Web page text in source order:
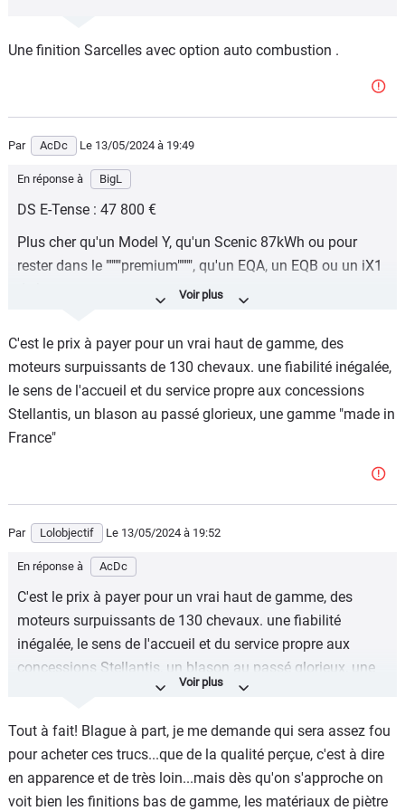
Une finition Sarcelles avec option auto combustion .
Par AcDc Le 13/05/2024 à 19:49
En réponse à BigL
DS E-Tense : 47 800 €
Plus cher qu'un Model Y, qu'un Scenic 87kWh ou pour
rester dans le """"premium"""", qu'un EQA, un EQB ou un iX1
C'est le prix à payer pour un vrai haut de gamme, des
moteurs surpuissants de 130 chevaux. une fiabilité inégalée,
le sens de l'accueil et du service propre aux concessions
Stellantis, un blason au passé glorieux, une gamme "made in
France"
Par Lolobjectif Le 13/05/2024 à 19:52
En réponse à AcDc
C'est le prix à payer pour un vrai haut de gamme, des
moteurs surpuissants de 130 chevaux. une fiabilité
inégalée, le sens de l'accueil et du service propre aux
concessions Stellantis, un blason au passé glorieux, une
gamme "made in France"
Tout à fait! Blague à part, je me demande qui sera assez fou
pour acheter ces trucs...que de la qualité perçue, c'est à dire
en apparence et de très loin...mais dès qu'on s'approche on
voit bien les finitions bas de gamme, les matériaux de piètre